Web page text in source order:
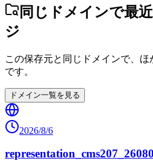
同じドメインで最
ジ
この保存元と同じドメインで、
です。
ドメイン一覧を見る
2026/8/6